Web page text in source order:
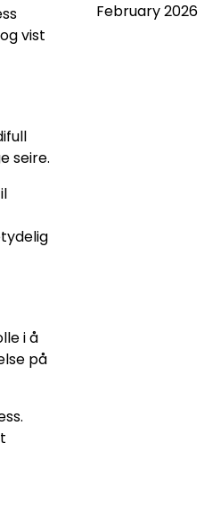
vist
seire.
i å
på
February 2026